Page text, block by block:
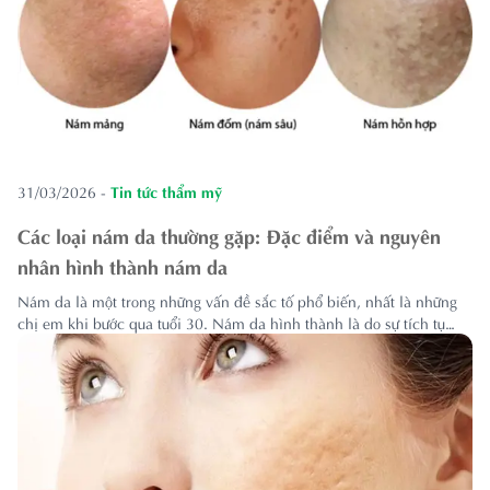
31/03/2026 - Tin tức thẩm mỹ
Các loại nám da thường gặp: Đặc điểm và nguyên
nhân hình thành nám da
Nám da là một trong những vấn đề sắc tố phổ biến, nhất là những
chị em khi bước qua tuổi 30. Nám da hình thành là do sự tích tụ
quá nhiều sắc tố melanin dưới da. Để có thể điều trị dứt điểm nám
da, trước tiên bạn cần xác định chính xác loại nám mà...